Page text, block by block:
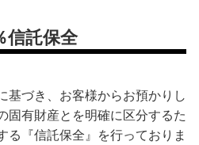
信託保全
基づき、お客様からお預かりし
固有財産とを明確に区分するた
る『信託保全』を行っておりま